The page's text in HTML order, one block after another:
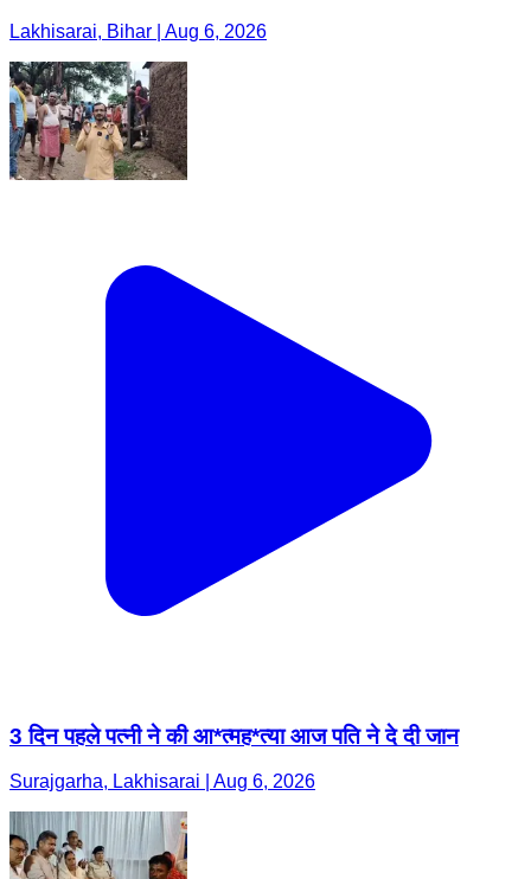
Lakhisarai, Bihar | Aug 6, 2026
3 दिन पहले पत्नी ने की आ*त्मह*त्या आज पति ने दे दी जान
Surajgarha, Lakhisarai | Aug 6, 2026